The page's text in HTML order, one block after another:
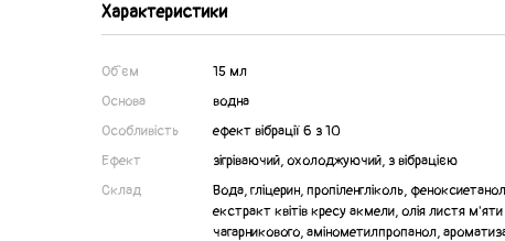
Характеристики
Об`єм
15 мл
Основа
водна
Особливість
ефект вібрації 6 з 10
Ефект
зігріваючий, охолоджуючий, з вібрацією
Склад
Вода, гліцерин, пропіленгліколь,
екстракт квітів кресу акмели, олія листя
чагарникового, амінометилпропанол,